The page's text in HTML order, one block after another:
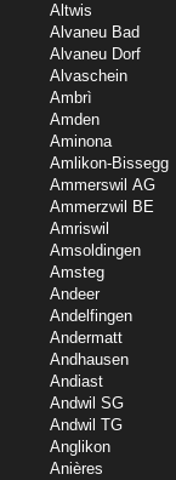
Altwis
Alvaneu Bad
Alvaneu Dorf
Alvaschein
Ambrì
Amden
Aminona
Amlikon-Bissegg
Ammerswil AG
Ammerzwil BE
Amriswil
Amsoldingen
Amsteg
Andeer
Andelfingen
Andermatt
Andhausen
Andiast
Andwil SG
Andwil TG
Anglikon
Anières